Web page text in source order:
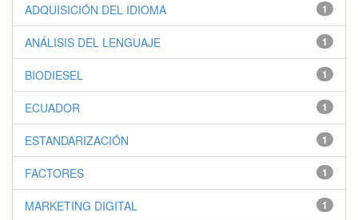
1
ADQUISICIÓN DEL IDIOMA
1
ANÁLISIS DEL LENGUAJE
1
BIODIESEL
1
ECUADOR
1
ESTANDARIZACIÓN
1
FACTORES
1
MARKETING DIGITAL